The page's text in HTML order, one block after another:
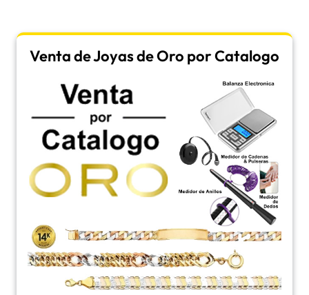
Venta de Joyas de Oro por Catalogo